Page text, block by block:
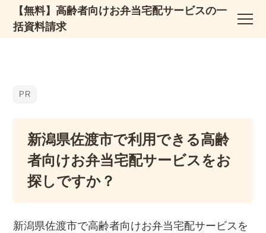
【無料】高齢者向けお弁当宅配サービスの一
括資料請求
新潟県佐渡市で利用できる高齢
者向けお弁当宅配サービスをお
探しですか？
新潟県佐渡市で高齢者向けお弁当宅配サービスを